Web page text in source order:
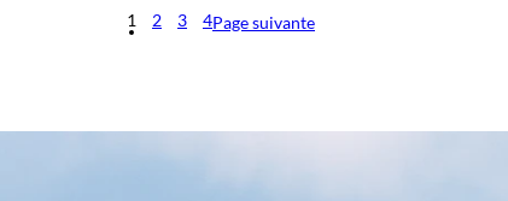
1 2 3 4Page suivante